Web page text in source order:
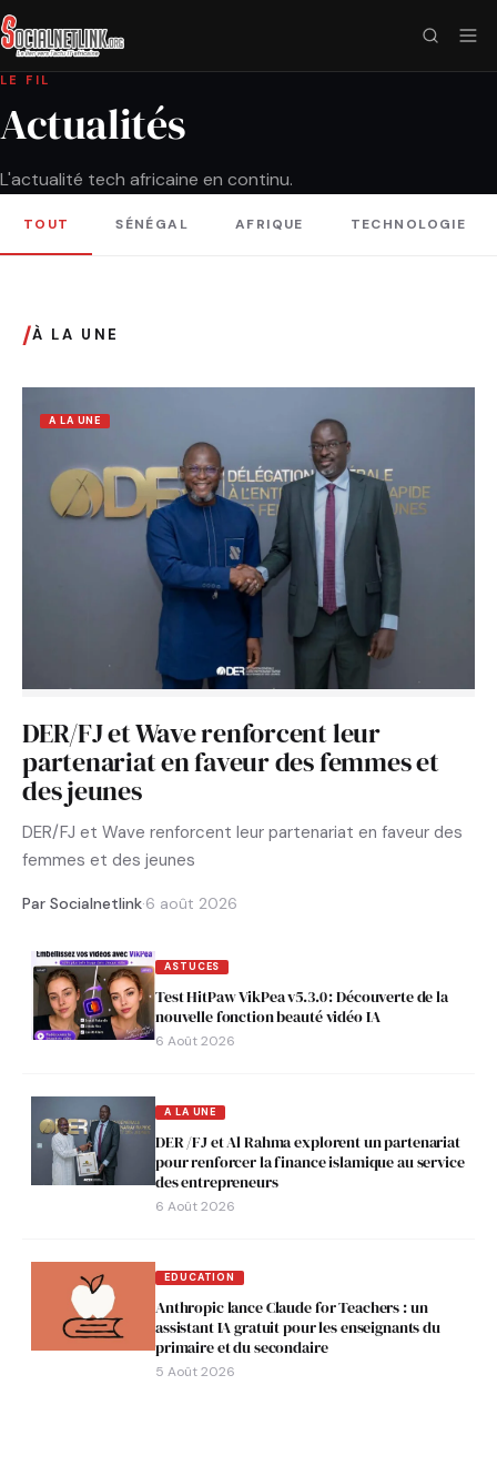
LE FIL
Actualités
L'actualité tech africaine en continu.
TOUT SÉNÉGAL AFRIQUE TECHNOLOGIE
/À LA UNE
A LA UNE
DER/FJ et Wave renforcent leur
partenariat en faveur des femmes et
des jeunes
DER/FJ et Wave renforcent leur partenariat en faveur des
femmes et des jeunes
Par Socialnetlink·6 août 2026
ASTUCES
Test HitPaw VikPea v5.3.0 : Découverte de la
nouvelle fonction beauté vidéo IA
6 Août 2026
A LA UNE
DER /FJ et Al Rahma explorent un partenariat
pour renforcer la finance islamique au service
des entrepreneurs
6 Août 2026
EDUCATION
Anthropic lance Claude for Teachers : un
assistant IA gratuit pour les enseignants du
primaire et du secondaire
5 Août 2026